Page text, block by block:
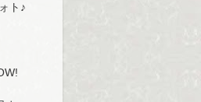
ト♪